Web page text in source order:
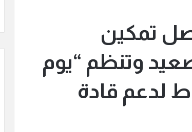
تمكين
وتنظم “يوم
لدعم قادة